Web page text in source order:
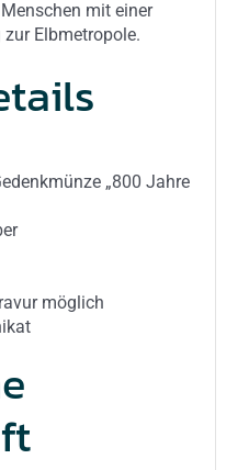
mit einer
Elbmetropole.
„800 Jahre
möglich